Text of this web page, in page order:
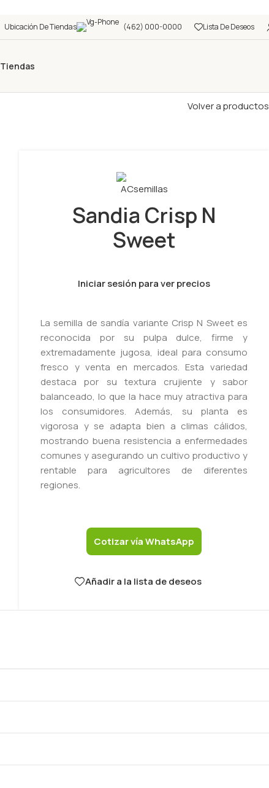
Ubicación De Tiendas (462) 000-0000 Lista De Deseos
Tiendas
Volver a productos
Sandia Crisp N
Sweet
Iniciar sesión para ver precios
La semilla de sandía variante Crisp N Sweet es
reconocida por su pulpa dulce, firme y
extremadamente jugosa, ideal para consumo
fresco y venta en mercados. Esta variedad
destaca por su textura crujiente y sabor
balanceado, lo que la hace muy atractiva para
los consumidores. Además, su planta es
vigorosa y se adapta bien a climas cálidos,
mostrando buena resistencia a enfermedades
comunes y asegurando un cultivo productivo y
rentable para agricultores de diferentes
regiones.
Cotizar vía WhatsApp
Añadir a la lista de deseos